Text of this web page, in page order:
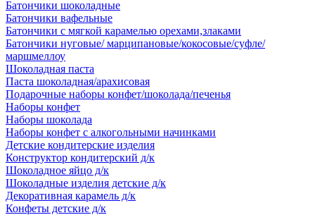
Батончики шоколадные
Батончики вафельные
Батончики с мягкой карамелью орехами,злаками
Батончики нуговые/ марципановые/кокосовые/суфле/
маршмеллоу
Шоколадная паста
Паста шоколадная/арахисовая
Подарочные наборы конфет/шоколада/печенья
Наборы конфет
Наборы шоколада
Наборы конфет с алкогольными начинками
Детские кондитерские изделия
Конструктор кондитерский д/к
Шоколадное яйцо д/к
Шоколадные изделия детские д/к
Декоративная карамель д/к
Конфеты детские д/к